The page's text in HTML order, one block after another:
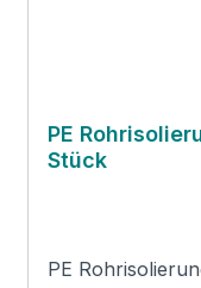
PE
Stück
PE